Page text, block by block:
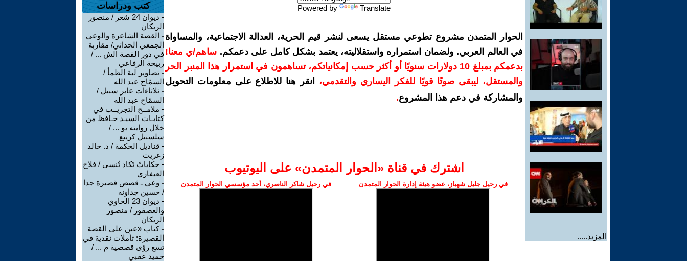
المزيد.....
Powered by Translate
الحوار المتمدن مشروع تطوعي مستقل يسعى لنشر قيم الحرية، العدالة الاجتماعية، والمساواة
في العالم العربي. ولضمان استمراره واستقلاليته، يعتمد بشكل كامل على دعمكم. ساهم/ي معنا!
بدعمكم بمبلغ 10 دولارات سنويًا أو أكثر حسب إمكانياتكم، تساهمون في استمرار هذا المنبر الحر
والمستقل، ليبقى صوتًا قويًا للفكر اليساري والتقدمي،
انقر هنا للاطلاع على معلومات التحويل
والمشاركة في دعم هذا المشروع.
اشترك في قناة ‫«الحوار المتمدن» على اليوتيوب
في رحيل جليل شهباز، عضو هيئة إدارة الحوار المتمدن في رحيل شاكر الناصري، أحد مؤسسي الحوار المتمدن
كتب ودراسات
-
ديوان 24 شعر / منصور
الريكان
- القصة الشاعرة والوعي
الجمعي الحداثي/ مقاربة
في دور القصة الش ... /
ربيحة الرفاعي
- تصاوير لية الظمأ /
السمّاح عبد الله
- ثلاثاءات عابر سبيل /
السمّاح عبد الله
- ملامــح التجريــب في
كتابـات السيـد حـافظ من
خلال روايته يو ... /
سلسبيل كريبع
- قناديل الحكمة / د. خالد
زغريت
- حكاياتْ تَكاد تُنسى / فلاح
العيفاري
- وعي ـ قصص قصيرة جدا
/ حسين جداونه
-
ديوان 23 الحاوي
والعصفور / منصور
الريكان
-كتاب «عين على القصة
القصيرة: تأملات نقدية في
تسع رؤى قصصية م ... /
حميد عقبي